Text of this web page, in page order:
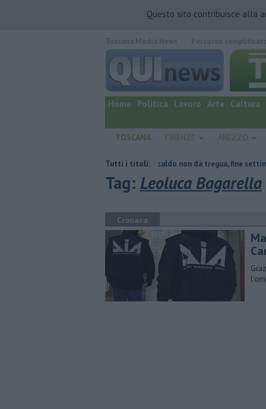
Questo sito contribuisce alla
quotidiano online.
Home Politica Lavoro Arte Cultura
TOSCANA FIRENZE AREZZO
Tutti i titoli:
Il grande caldo non dà tregua, fine settimana
Tag: Leoluca Bagarella
Cronaca